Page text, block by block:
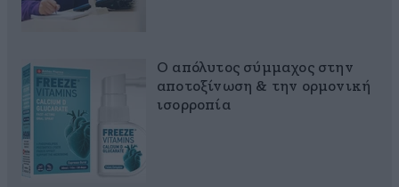
Ο απόλυτος σύμμαχος στην
αποτοξίνωση & την ορμονική
ισορροπία